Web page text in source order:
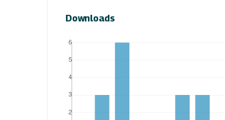
Downloads